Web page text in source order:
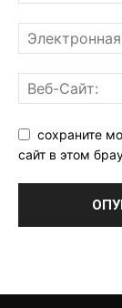
сохраните
сайт в этом